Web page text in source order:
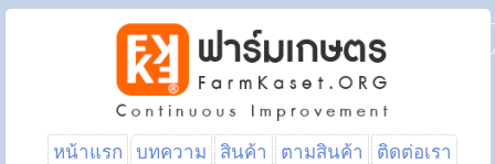
หน้าแรก บทความ สินค้า ตามสินค้า
ติดต่อเรา